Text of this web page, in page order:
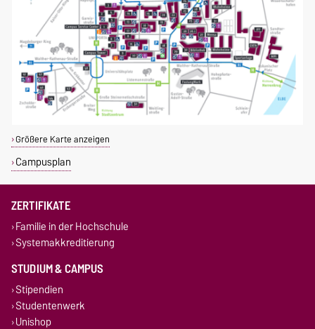
Größere Karte anzeigen
Campusplan
ZERTIFIKATE
Familie in der Hochschule
Systemakkreditierung
STUDIUM & CAMPUS
Stipendien
Studentenwerk
Unishop